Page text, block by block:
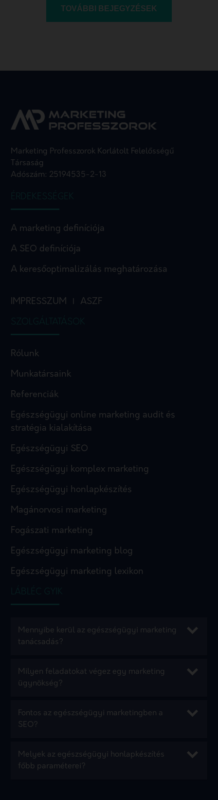
TOVÁBBI BEJEGYZÉSEK
Marketing Professzorok Korlátolt Felelősségű
Társaság
Adószám: 25194535-2-13
ÉRDEKESSÉGEK
A marketing definíciója
A SEO definíciója
A keresőoptimalizálás meghatározása
IMPRESSZUM ASZF
SZOLGÁLTATÁSOK
Rólunk
Munkatársaink
Referenciák
Egészségügyi online marketing audit és
stratégia kialakítása
Egészségügyi SEO
Egészségügyi komplex marketing
Egészségügyi honlapkészítés
Magánorvosi marketing
Fogászati marketing
Egészségügyi marketing blog
Egészségügyi marketing lexikon
LÁBLÉC GYIK
Mennyibe kerül az egészségügyi marketing
tanácsadás?
Milyen feladatokat végez egy marketing
ügynökség?
Fontos az egészségügyi marketingben a
SEO?
Melyek az egészségügyi honlapkészítés
főbb paraméterei?